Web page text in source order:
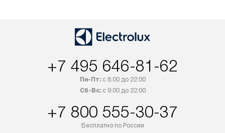
+7 495 646-81-62
Пн-Пт:с 8:00 до 22:00
Сб-Вс:с 9:00 до 22:00
+7 800 555-30-37
Бесплатно по России